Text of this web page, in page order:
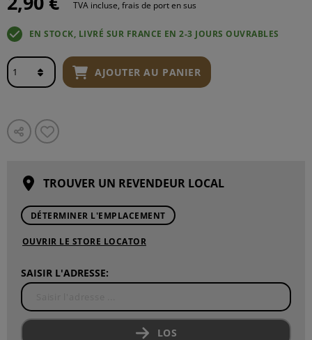
TVA incluse, frais de port en sus
EN STOCK, LIVRÉ SUR FRANCE EN 2-3 JOURS OUVRABLES
AJOUTER AU PANIER
TROUVER UN REVENDEUR LOCAL
DÉTERMINER L'EMPLACEMENT
OUVRIR LE STORE LOCATOR
SAISIR L'ADRESSE:
LOS